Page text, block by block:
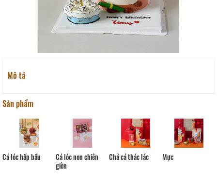
Mô tả
Sản phẩm
Cá lóc hấp bầu
Cá lóc non chiên
giòn
Chả cá thác lác Mực